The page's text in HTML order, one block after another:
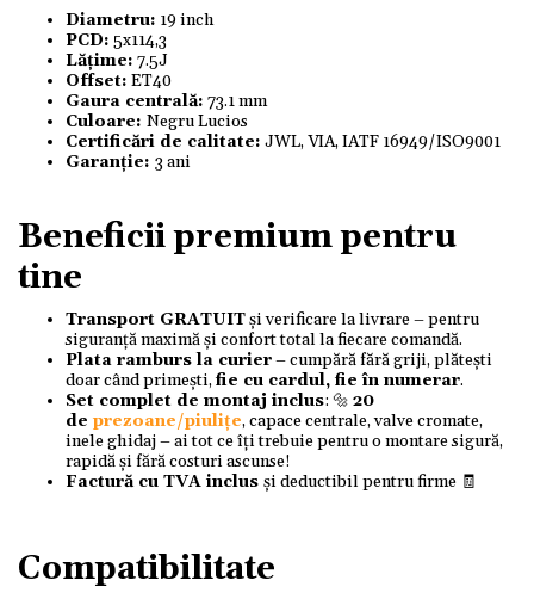
Diametru: 19 inch
PCD: 5x114,3
Lățime: 7.5J
Offset: ET40
Gaura centrală: 73.1 mm
Culoare: Negru Lucios
Certificări de calitate: JWL, VIA, IATF 16949/ISO9001
Garanție: 3 ani
Beneficii premium pentru
tine
Transport GRATUITși verificare la livrare – pentru
siguranță maximă și confort total la fiecare comandă.
Plata ramburs la curier– cumpără fără griji, plătești
doar când primești,fie cu cardul, fie în numerar.
Set complet de montaj inclus: 🔩 20
de prezoane/piulițe, capace centrale, valve cromate,
inele ghidaj – ai tot ce îți trebuie pentru o montare sigură,
rapidă și fără costuri ascunse!
Factură cu TVA inclus și deductibil pentru firme 🧾
Compatibilitate